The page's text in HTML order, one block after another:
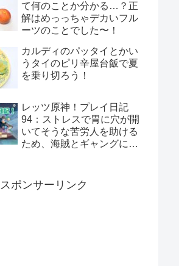
て何のことか分かる…？正
解はめっっちゃデカいフル
ーツのことでした〜！
カルディのパッタイとかい
うタイのピリ辛屋台飯で夏
を乗り切ろう！
レッツ原神！プレイ日記
94：ストレスで胃に穴が開
いてそうな苦労人を助ける
ため、海賊とギャングに話
スポンサーリンク